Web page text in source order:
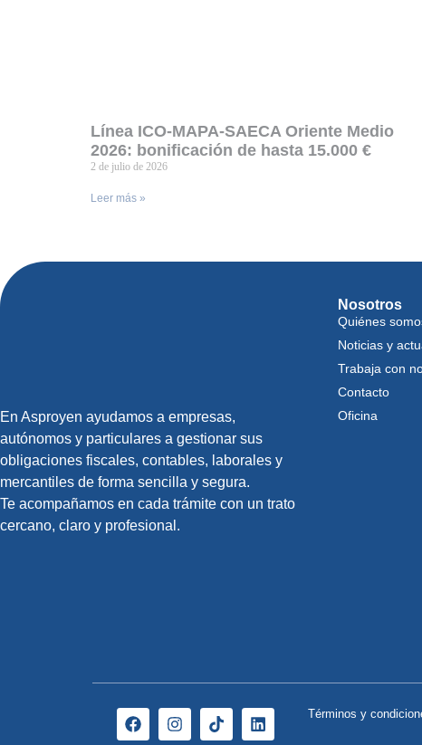
Línea ICO-MAPA-SAECA Oriente Medio
2026: bonificación de hasta 15.000 €
2 de julio de 2026
Leer más »
En Asproyen ayudamos a empresas,
autónomos y particulares a gestionar sus
obligaciones fiscales, contables, laborales y
mercantiles de forma sencilla y segura.
Te acompañamos en cada trámite con un trato
cercano, claro y profesional.
Nosotros
Quiénes
Noticias y
Trabaja con
Contacto
Oficina
Términos y